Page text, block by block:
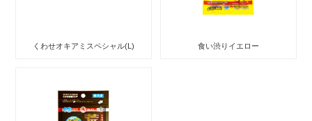
くわせオキアミスペシャル(L) 食い渋りイエロー